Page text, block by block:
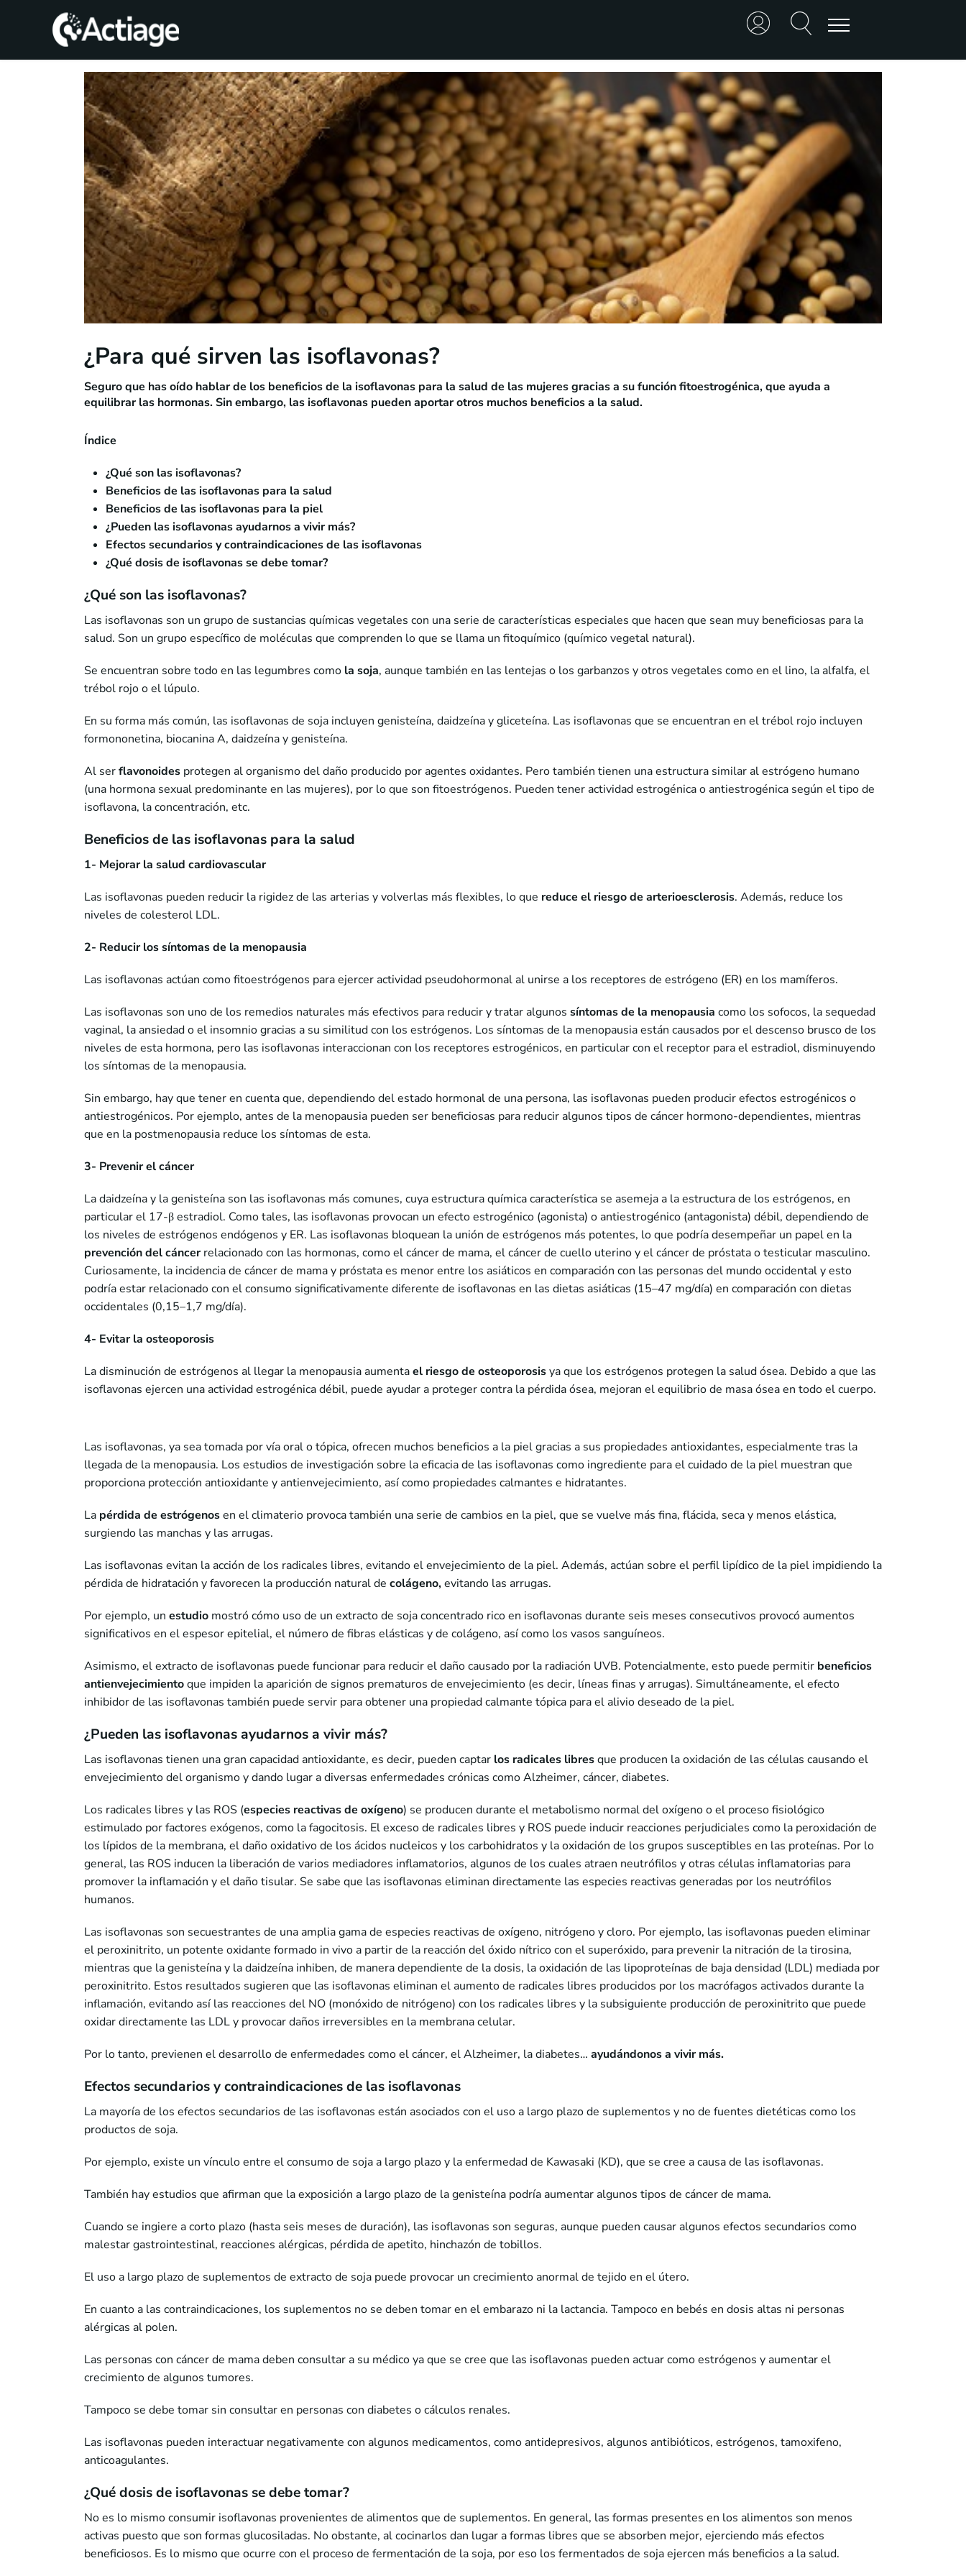
TRATAMIENTOS
¿Para qué sirven las isoflavonas?
Seguro que has oído hablar de los beneficios de la isoflavonas para la salud de las mujeres gracias a su función fitoestrogénica, que ayuda a
equilibrar las hormonas. Sin embargo, las isoflavonas pueden aportar otros muchos beneficios a la salud.
Índice
¿Qué son las isoflavonas?
Beneficios de las isoflavonas para la salud
Beneficios de las isoflavonas para la piel
¿Pueden las isoflavonas ayudarnos a vivir más?
Efectos secundarios y contraindicaciones de las isoflavonas
¿Qué dosis de isoflavonas se debe tomar?
¿Qué son las isoflavonas?
Las isoflavonas son un grupo de sustancias químicas vegetales con una serie de características especiales que hacen que sean muy beneficiosas para la
salud. Son un grupo específico de moléculas que comprenden lo que se llama un fitoquímico (químico vegetal natural).
Se encuentran sobre todo en las legumbres como la soja, aunque también en las lentejas o los garbanzos y otros vegetales como en el lino, la alfalfa, el
trébol rojo o el lúpulo.
En su forma más común, las isoflavonas de soja incluyen genisteína, daidzeína y gliceteína. Las isoflavonas que se encuentran en el trébol rojo incluyen
formononetina, biocanina A, daidzeína y genisteína.
Al serflavonoides protegen al organismo del daño producido por agentes oxidantes. Pero también tienen una estructura similar al estrógeno humano
(una hormona sexual predominante en las mujeres), por lo que son fitoestrógenos. Pueden tener actividad estrogénica o antiestrogénica según el tipo de
isoflavona, la concentración, etc.
Beneficios de las isoflavonas para la salud
1- Mejorar la salud cardiovascular
Las isoflavonas pueden reducir la rigidez de las arterias y volverlas más flexibles, lo que reduce el riesgo de arterioesclerosis. Además, reduce los
niveles de colesterol LDL.
2- Reducir los síntomas de la menopausia
Las isoflavonas actúan como fitoestrógenos para ejercer actividad pseudohormonal al unirse a los receptores de estrógeno (ER) en los mamíferos.
Las isoflavonas son uno de los remedios naturales más efectivos para reducir y tratar algunos síntomas de la menopausia como los sofocos, la sequedad
vaginal, la ansiedad o el insomnio gracias a su similitud con los estrógenos. Los síntomas de la menopausia están causados por el descenso brusco de los
niveles de esta hormona, pero las isoflavonas interaccionan con los receptores estrogénicos, en particular con el receptor para el estradiol, disminuyendo
los síntomas de la menopausia.
Sin embargo, hay que tener en cuenta que, dependiendo del estado hormonal de una persona, las isoflavonas pueden producir efectos estrogénicos o
antiestrogénicos. Por ejemplo, antes de la menopausia pueden ser beneficiosas para reducir algunos tipos de cáncer hormono-dependientes, mientras
que en la postmenopausia reduce los síntomas de esta.
3- Prevenir el cáncer
La daidzeína y la genisteína son las isoflavonas más comunes, cuya estructura química característica se asemeja a la estructura de los estrógenos, en
particular el 17-β estradiol. Como tales, las isoflavonas provocan un efecto estrogénico (agonista) o antiestrogénico (antagonista) débil, dependiendo de
los niveles de estrógenos endógenos y ER. Las isoflavonas bloquean la unión de estrógenos más potentes, lo que podría desempeñar un papel en la
prevención del cáncerrelacionado con las hormonas, como el cáncer de mama, el cáncer de cuello uterino y el cáncer de próstata o testicular masculino.
Curiosamente, la incidencia de cáncer de mama y próstata es menor entre los asiáticos en comparación con las personas del mundo occidental y esto
podría estar relacionado con el consumo significativamente diferente de isoflavonas en las dietas asiáticas (15–47 mg/día) en comparación con dietas
occidentales (0,15–1,7 mg/día).
4- Evitar la osteoporosis
La disminución de estrógenos al llegar la menopausia aumentael riesgo de osteoporosisya que los estrógenos protegen la salud ósea. Debido a que las
isoflavonas ejercen una actividad estrogénica débil, puede ayudar a proteger contra la pérdida ósea, mejoran el equilibrio de masa ósea en todo el cuerpo.
Las isoflavonas, ya sea tomada por vía oral o tópica, ofrecen muchos beneficios a la piel gracias a sus propiedades antioxidantes, especialmente tras la
llegada de la menopausia. Los estudios de investigación sobre la eficacia de las isoflavonas como ingrediente para el cuidado de la piel muestran que
proporciona protección antioxidante y antienvejecimiento, así como propiedades calmantes e hidratantes.
La pérdida de estrógenosen el climaterio provoca también una serie de cambios en la piel, que se vuelve más fina, flácida, seca y menos elástica,
surgiendo las manchas y las arrugas.
Las isoflavonas evitan la acción de los radicales libres, evitando el envejecimiento de la piel. Además, actúan sobre el perfil lipídico de la piel impidiendo la
pérdida de hidratación y favorecen la producción natural de colágeno,evitando las arrugas.
Por ejemplo, un estudio mostró cómo uso de un extracto de soja concentrado rico en isoflavonas durante seis meses consecutivos provocó aumentos
significativos en el espesor epitelial, el número de fibras elásticas y de colágeno, así como los vasos sanguíneos.
Asimismo, el extracto de isoflavonas puede funcionar para reducir el daño causado por la radiación UVB. Potencialmente, esto puede permitir beneficios
antienvejecimientoque impiden la aparición de signos prematuros de envejecimiento (es decir, líneas finas y arrugas). Simultáneamente, el efecto
inhibidor de las isoflavonas también puede servir para obtener una propiedad calmante tópica para el alivio deseado de la piel.
¿Pueden las isoflavonas ayudarnos a vivir más?
Las isoflavonas tienen una gran capacidad antioxidante, es decir, pueden captar los radicales libresque producen la oxidación de las células causando el
envejecimiento del organismo y dando lugar a diversas enfermedades crónicas como Alzheimer, cáncer, diabetes.
Los radicales libres y las ROS (especies reactivas de oxígeno) se producen durante el metabolismo normal del oxígeno o el proceso fisiológico
estimulado por factores exógenos, como la fagocitosis. El exceso de radicales libres y ROS puede inducir reacciones perjudiciales como la peroxidación de
los lípidos de la membrana, el daño oxidativo de los ácidos nucleicos y los carbohidratos y la oxidación de los grupos susceptibles en las proteínas. Por lo
general, las ROS inducen la liberación de varios mediadores inflamatorios, algunos de los cuales atraen neutrófilos y otras células inflamatorias para
promover la inflamación y el daño tisular. Se sabe que las isoflavonas eliminan directamente las especies reactivas generadas por los neutrófilos
humanos.
Las isoflavonas son secuestrantes de una amplia gama de especies reactivas de oxígeno, nitrógeno y cloro. Por ejemplo, las isoflavonas pueden eliminar
el peroxinitrito, un potente oxidante formado in vivo a partir de la reacción del óxido nítrico con el superóxido, para prevenir la nitración de la tirosina,
mientras que la genisteína y la daidzeína inhiben, de manera dependiente de la dosis, la oxidación de las lipoproteínas de baja densidad (LDL) mediada por
peroxinitrito. Estos resultados sugieren que las isoflavonas eliminan el aumento de radicales libres producidos por los macrófagos activados durante la
inflamación, evitando así las reacciones del NO (monóxido de nitrógeno) con los radicales libres y la subsiguiente producción de peroxinitrito que puede
oxidar directamente las LDL y provocar daños irreversibles en la membrana celular.
Por lo tanto, previenen el desarrollo de enfermedades como el cáncer, el Alzheimer, la diabetes… ayudándonos a vivir más.
Efectos secundarios y contraindicaciones de las isoflavonas
La mayoría de los efectos secundarios de las isoflavonas están asociados con el uso a largo plazo de suplementos y no de fuentes dietéticas como los
productos de soja.
Por ejemplo, existe un vínculo entre el consumo de soja a largo plazo y la enfermedad de Kawasaki (KD), que se cree a causa de las isoflavonas.
También hay estudios que afirman que la exposición a largo plazo de la genisteína podría aumentar algunos tipos de cáncer de mama.
Cuando se ingiere a corto plazo (hasta seis meses de duración), las isoflavonas son seguras, aunque pueden causar algunos efectos secundarios como
malestar gastrointestinal, reacciones alérgicas, pérdida de apetito, hinchazón de tobillos.
El uso a largo plazo de suplementos de extracto de soja puede provocar un crecimiento anormal de tejido en el útero.
En cuanto a las contraindicaciones, los suplementos no se deben tomar en el embarazo ni la lactancia. Tampoco en bebés en dosis altas ni personas
alérgicas al polen.
Las personas con cáncer de mama deben consultar a su médico ya que se cree que las isoflavonas pueden actuar como estrógenos y aumentar el
crecimiento de algunos tumores.
Tampoco se debe tomar sin consultar en personas con diabetes o cálculos renales.
Las isoflavonas pueden interactuar negativamente con algunos medicamentos, como antidepresivos, algunos antibióticos, estrógenos, tamoxifeno,
anticoagulantes.
¿Qué dosis de isoflavonas se debe tomar?
No es lo mismo consumir isoflavonas provenientes de alimentos que de suplementos. En general, las formas presentes en los alimentos son menos
activas puesto que son formas glucosiladas. No obstante, al cocinarlos dan lugar a formas libres que se absorben mejor, ejerciendo más efectos
beneficiosos. Es lo mismo que ocurre con el proceso de fermentación de la soja, por eso los fermentados de soja ejercen más beneficios a la salud.